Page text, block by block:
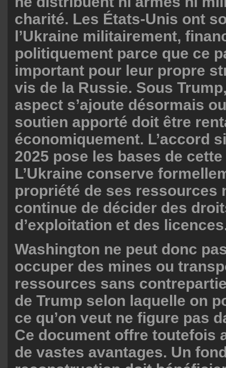
charité. Les États-Unis ont
l’Ukraine militairement,
politiquement parce que ce
important pour leur propre
vis de la Russie. Sous
aspect s’ajoute désormais
soutien apporté doit être
économiquement. L’accord
2025 pose les bases de
L’Ukraine conserve
propriété de ses ressources
continue de décider des
d’exploitation et des
Washington ne peut donc
occuper des mines ou
ressources sans
de Trump selon laquelle on
ce qu’on veut ne figure pas
Ce document offre toutefois
de vastes avantages. Un